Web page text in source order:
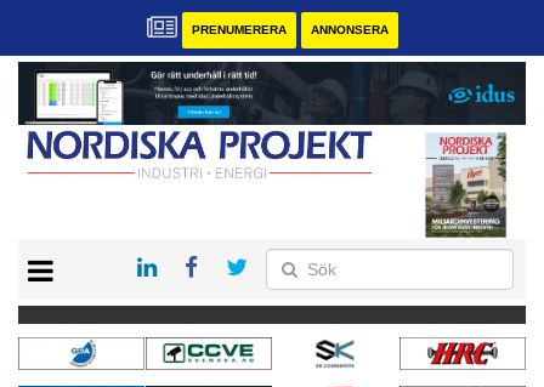
PRENUMERERA ANNONSERA
KONTAKT
VÅRA ANDRA MAGASIN